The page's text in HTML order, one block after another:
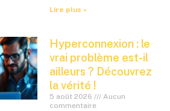
Lire plus »
Hyperconnexion : le
vrai problème est-il
ailleurs ? Découvrez
la vérité !
5 août 2026
Aucun
commentaire